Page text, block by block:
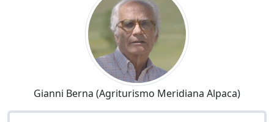
Gianni Berna (Agriturismo Meridiana Alpaca)